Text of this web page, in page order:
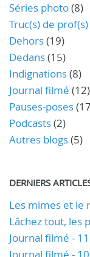
Séries photo(8)
Truc(s) de prof(s)
Dehors(19)
Dedans(15)
Indignations(8)
Journal filmé (12)
Pauses-poses
Podcasts(2)
Autres blogs(5)
DERNIERS
Les mimes et le
Lâchez tout, les
Journal filmé -